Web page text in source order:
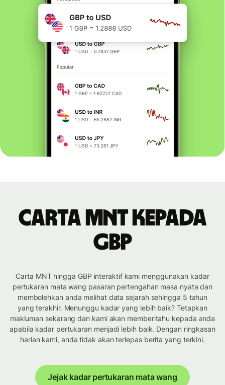
Carta MNT kepada
GBP
Carta MNT hingga GBP interaktif kami menggunakan kadar
pertukaran mata wang pasaran pertengahan masa nyata dan
membolehkan anda melihat data sejarah sehingga 5 tahun
yang terakhir. Menunggu kadar yang lebih baik? Tetapkan
makluman sekarang dan kami akan memberitahu kepada anda
apabila kadar pertukaran menjadi lebih baik. Dengan ringkasan
harian kami, anda tidak akan terlepas berita yang terkini.
Jejak kadar pertukaran mata wang